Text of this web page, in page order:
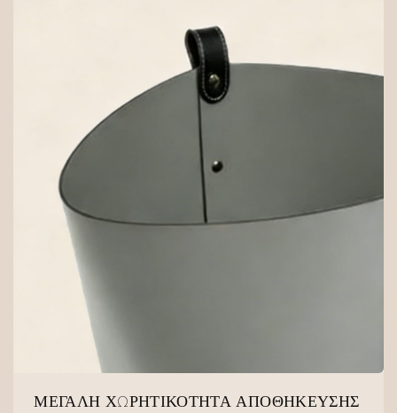
ΜΕΓΆΛΗ ΧΩΡΗΤΙΚΌΤΗΤΑ ΑΠΟΘΉΚΕΥΣΗΣ